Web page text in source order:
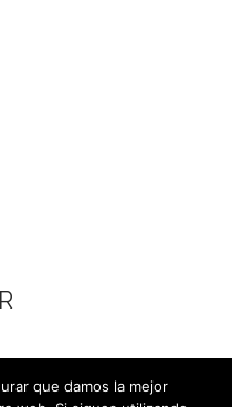
que damos la mejor